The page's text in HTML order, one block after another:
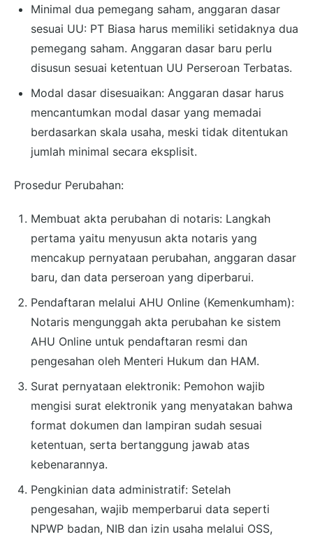
Minimal dua pemegang saham, anggaran dasar
sesuai UU: PT Biasa harus memiliki setidaknya dua
pemegang saham. Anggaran dasar baru perlu
disusun sesuai ketentuan UU Perseroan Terbatas.
Modal dasar disesuaikan: Anggaran dasar harus
mencantumkan modal dasar yang memadai
berdasarkan skala usaha, meski tidak ditentukan
jumlah minimal secara eksplisit.
Prosedur Perubahan:
Membuat akta perubahan di notaris: Langkah
pertama yaitu menyusun akta notaris yang
mencakup pernyataan perubahan, anggaran dasar
baru, dan data perseroan yang diperbarui.
Pendaftaran melalui AHU Online (Kemenkumham):
Notaris mengunggah akta perubahan ke sistem
AHU Online untuk pendaftaran resmi dan
pengesahan oleh Menteri Hukum dan HAM.
Surat pernyataan elektronik: Pemohon wajib
mengisi surat elektronik yang menyatakan bahwa
format dokumen dan lampiran sudah sesuai
ketentuan, serta bertanggung jawab atas
kebenarannya.
Pengkinian data administratif: Setelah
pengesahan, wajib memperbarui data seperti
NPWP badan, NIB dan izin usaha melalui OSS,